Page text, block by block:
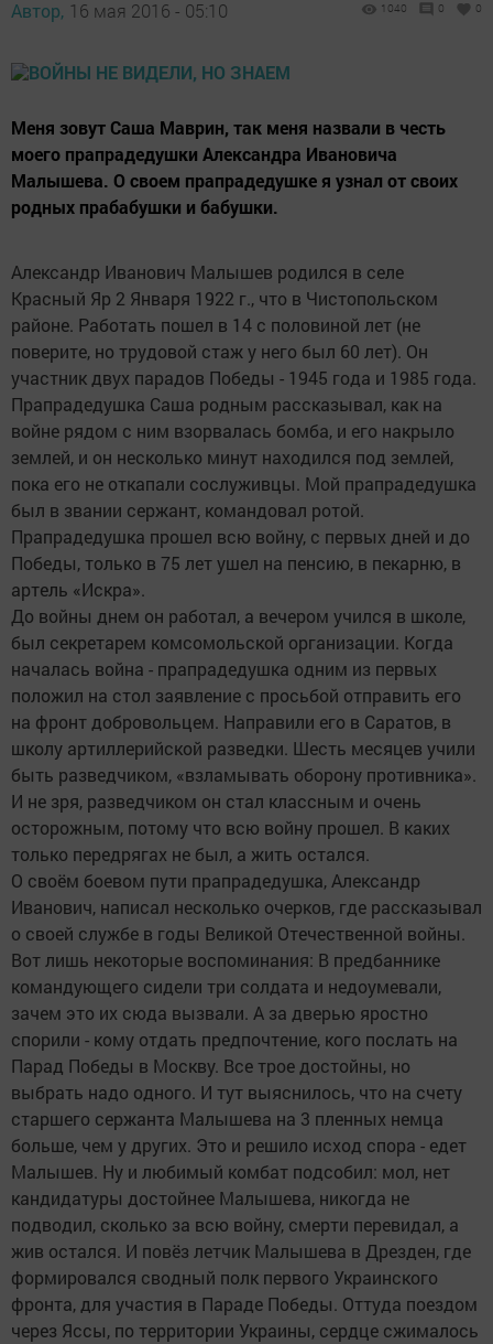
Автор, 16 мая 2016 - 05:10 1040 0 0
Меня зовут Саша Маврин, так меня назвали в честь
моего прапрадедушки Александра Ивановича
Малышева. О своем прапрадедушке я узнал от своих
родных прабабушки и бабушки.
Александр Иванович Малышев родился в селе
Красный Яр 2 Января 1922 г., что в Чистопольском
районе. Работать пошел в 14 с половиной лет (не
поверите, но трудовой стаж у него был 60 лет). Он
участник двух парадов Победы - 1945 года и 1985 года.
Прапрадедушка Саша родным рассказывал, как на
войне рядом с ним взорвалась бомба, и его накрыло
землей, и он несколько минут находился под землей,
пока его не откапали сослуживцы. Мой прапрадедушка
был в звании сержант, командовал ротой.
Прапрадедушка прошел всю войну, с первых дней и до
Победы, только в 75 лет ушел на пенсию, в пекарню, в
артель «Искра».
До войны днем он работал, а вечером учился в школе,
был секретарем комсомольской организации. Когда
началась война - прапрадедушка одним из первых
положил на стол заявление с просьбой отправить его
на фронт добровольцем. Направили его в Саратов, в
школу артиллерийской разведки. Шесть месяцев учили
быть разведчиком, «взламывать оборону противника».
И не зря, разведчиком он стал классным и очень
осторожным, потому что всю войну прошел. В каких
только передрягах не был, а жить остался.
О своём боевом пути прапрадедушка, Александр
Иванович, написал несколько очерков, где рассказывал
о своей службе в годы Великой Отечественной войны.
Вот лишь некоторые воспоминания: В предбаннике
командующего сидели три солдата и недоумевали,
зачем это их сюда вызвали. А за дверью яростно
спорили - кому отдать предпочтение, кого послать на
Парад Победы в Москву. Все трое достойны, но
выбрать надо одного. И тут выяснилось, что на счету
старшего сержанта Малышева на 3 пленных немца
больше, чем у других. Это и решило исход спора - едет
Малышев. Ну и любимый комбат подсобил: мол, нет
кандидатуры достойнее Малышева, никогда не
подводил, сколько за всю войну, смерти перевидал, а
жив остался. И повёз летчик Малышева в Дрезден, где
формировался сводный полк первого Украинского
фронта, для участия в Параде Победы. Оттуда поездом
через Яссы, по территории Украины, сердце сжималось